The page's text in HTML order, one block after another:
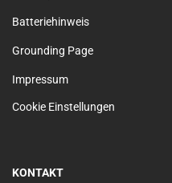
Batteriehinweis
Grounding Page
Impressum
Cookie Einstellungen
KONTAKT